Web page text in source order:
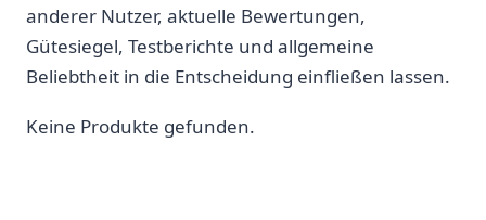
anderer Nutzer, ⁢aktuelle ‍Bewertungen,
⁤Gütesiegel, Testberichte und allgemeine
Beliebtheit in​ die‌ Entscheidung einfließen lassen.‍
Keine Produkte gefunden.